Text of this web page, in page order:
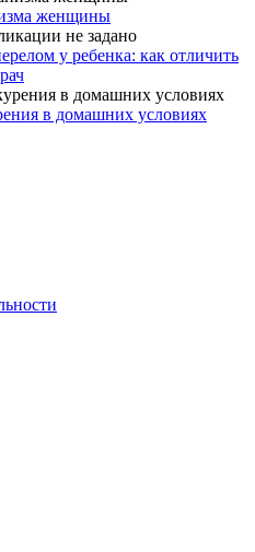
женщины
у ребенка: как отличить
в домашних условиях